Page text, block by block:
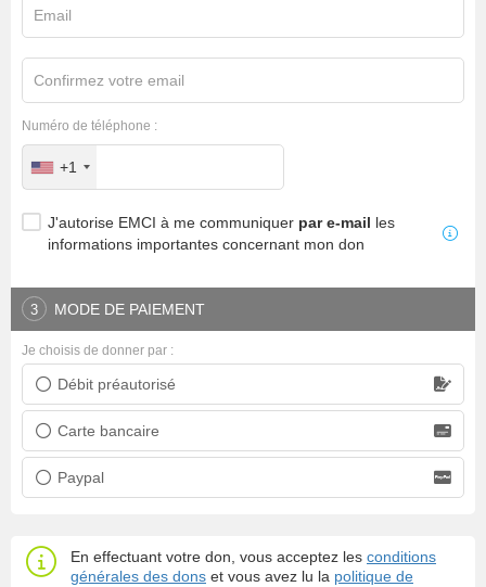
Email
Confirmez votre email
Numéro de téléphone :
+1
J'autorise EMCI à me communiquer par e-mail les
informations importantes concernant mon don
3 MODE DE PAIEMENT
Débit préautorisé
Prélèvement bancaire
Carte bancaire
Carte bancaire
Paypal
Paypal
Je choisis de donner par :
En effectuant votre don, vous acceptez les conditions
générales des dons et vous avez lu la politique de